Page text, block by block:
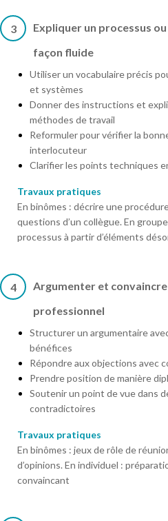
3
Expliquer un processus
façon fluide
Utiliser un vocabulaire précis
et systèmes
Donner des instructions et
méthodes de travail
Reformuler pour vérifier la
interlocuteur
Clarifier les points techniques
Travaux pratiques
En binômes : décrire une
questions d’un collègue. En
processus à partir d’éléments
4
Argumenter et
professionnel
Structurer un argumentaire
bénéfices
Répondre aux objections avec
Prendre position de manière
Soutenir un point de vue dans
contradictoires
Travaux pratiques
En binômes : jeux de rôle de
d’opinions. En individuel :
convaincant